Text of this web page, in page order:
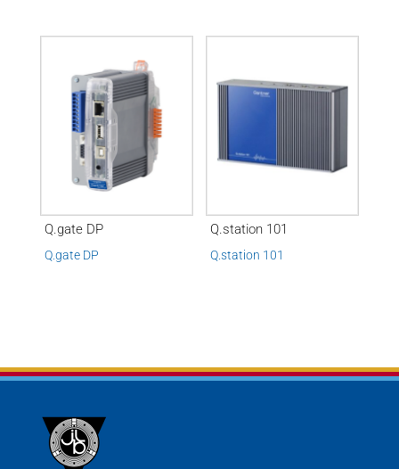
Q.gate DP
Q.gate DP
Q.station 101
Q.station 101